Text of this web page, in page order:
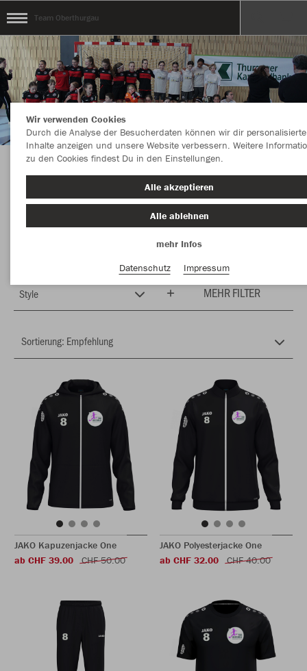
Team Oberthurgau
Herzlich Willkommen im Teamshop Team
Oberthurgau
Style MEHR FILTER
JAKO Kapuzenjacke One
ab CHF 39.00
CHF 50.00
JAKO Polyesterjacke One
ab CHF 32.00
CHF 40.00
Wir verwenden Cookies
Durch die Analyse der Besucherdaten können wir dir personalisierte
Inhalte anzeigen und unsere Website verbessern. Weitere
zu den Cookies findest Du in den Einstellungen.
Alle akzeptieren
Alle ablehnen
mehr Infos
Datenschutz
Impressum